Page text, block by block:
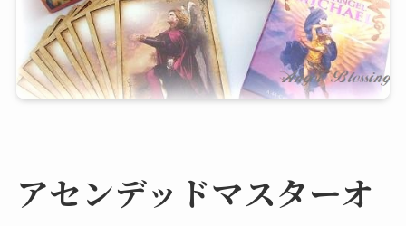
アセンデッドマスターオ